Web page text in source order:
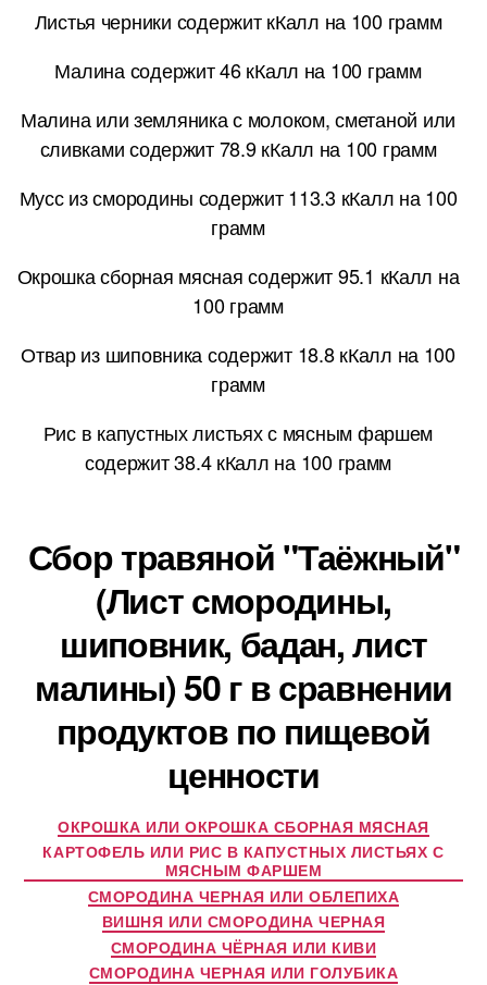
Листья черники содержит кКалл на 100 грамм
Малина содержит 46 кКалл на 100 грамм
Малина или земляника с молоком, сметаной или
сливками содержит 78.9 кКалл на 100 грамм
Мусс из смородины содержит 113.3 кКалл на 100
грамм
Окрошка сборная мясная содержит 95.1 кКалл на
100 грамм
Отвар из шиповника содержит 18.8 кКалл на 100
грамм
Рис в капустных листьях с мясным фаршем
содержит 38.4 кКалл на 100 грамм
Сбор травяной "Таёжный"
(Лист смородины,
шиповник, бадан, лист
малины) 50 г в сравнении
продуктов по пищевой
ценности
ОКРОШКА ИЛИ ОКРОШКА СБОРНАЯ МЯСНАЯ
КАРТОФЕЛЬ ИЛИ РИС В КАПУСТНЫХ ЛИСТЬЯХ С
МЯСНЫМ ФАРШЕМ
СМОРОДИНА ЧЕРНАЯ ИЛИ ОБЛЕПИХА
ВИШНЯ ИЛИ СМОРОДИНА ЧЕРНАЯ
СМОРОДИНА ЧЁРНАЯ ИЛИ КИВИ
СМОРОДИНА ЧЕРНАЯ ИЛИ ГОЛУБИКА